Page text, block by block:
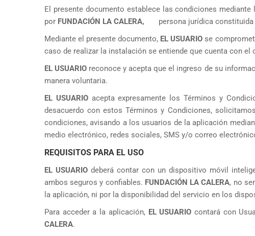
El presente documento establece las condiciones
por FUNDACIÓN LA CALERA, persona jurídica constituida
Mediante el presente documento, EL USUARIO se
caso de realizar la instalación se entiende que cuenta con
EL USUARIO reconoce y acepta que el ingreso de su
manera voluntaria.
EL USUARIOacepta expresamente los Términos y
desacuerdo con estos Términos y Condiciones,
condiciones, avisando a los usuarios de la aplicación
medio electrónico, redes sociales, SMS y/o correo
REQUISITOS PARA EL USO
EL USUARIOdeberá contar con un dispositivo móvil
ambos seguros y confiables. FUNDACIÓN LA CALERA, no
la aplicación, ni por la disponibilidad del servicio en los
Para acceder a la aplicación, EL USUARIO contará con
CALERA.